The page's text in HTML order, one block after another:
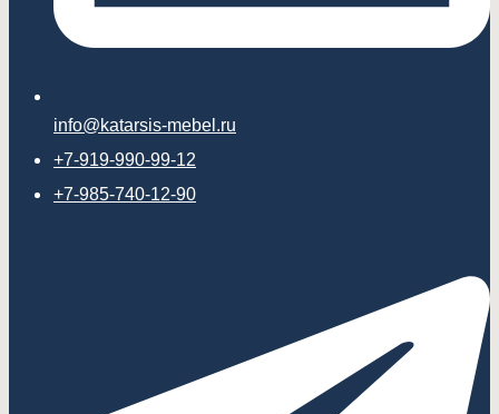
info@katarsis-mebel.ru
+7-919-990-99-12
+7-985-740-12-90